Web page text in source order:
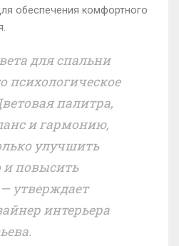
обеспечения комфортного
для спальни
психологическое
палитра,
и гармонию,
улучшить
и повысить
— утверждает
интерьера